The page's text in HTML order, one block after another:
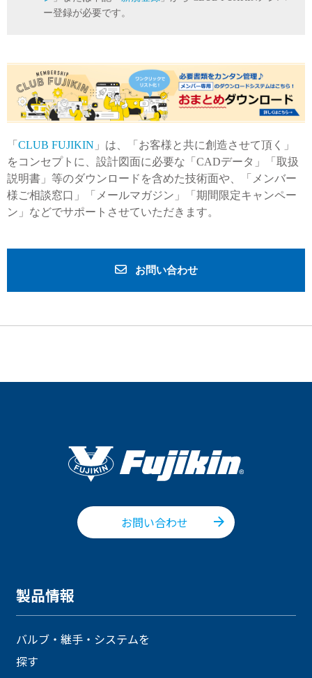
ー登録が必要です。
「 CLUB FUJIKIN 」は、「お客様と共に創造させて頂く」
をコンセプトに、設計図面に必要な「CADデータ」「取扱
説明書」等のダウンロードを含めた技術面や、「メンバー
様ご相談窓口」「メールマガジン」「期間限定キャンペー
ン」などでサポートさせていただきます。
お問い合わせ
お問い合わせ
製品情報
バルブ・継手・システムを
探す